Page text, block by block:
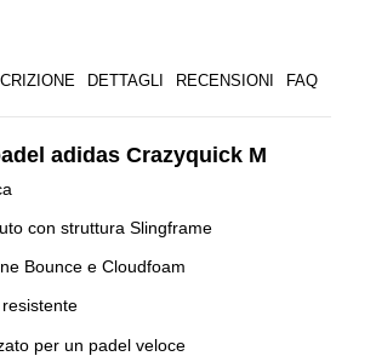
DETTAGLI RECENSIONI FAQ
adidas Crazyquick M
con struttura Slingframe
Bounce e Cloudfoam
resistente
per un padel veloce